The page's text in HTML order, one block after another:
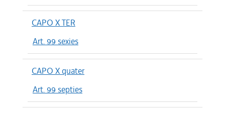
CAPO X TER
Art. 99 sexies
CAPO X quater
Art. 99 septies